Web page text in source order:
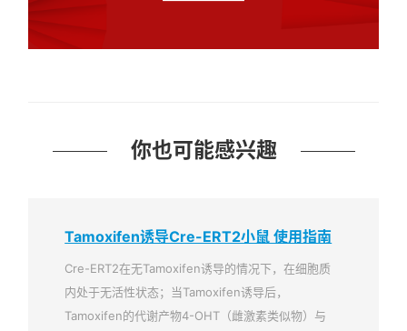
你也可能感兴趣
Tamoxifen诱导Cre-ERT2小鼠 使用指南
Cre-ERT2在无Tamoxifen诱导的情况下，在细胞质
内处于无活性状态；当Tamoxifen诱导后，
Tamoxifen的代谢产物4-OHT（雌激素类似物）与